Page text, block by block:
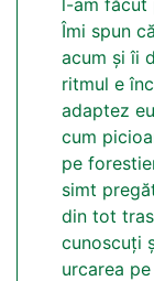
Îmi spun
acum și îi
ritmul e
adaptez
cum
pe
simt
din tot
cunoscuți
urcarea